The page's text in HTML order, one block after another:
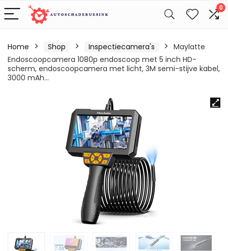
0
Home Shop Inspectiecamera's
Maylatte
Endoscoopcamera 1080p endoscoop met 5 inch HD-
scherm, endoscoopcamera met licht, 3M semi-stijve kabel,
3000 mAh…